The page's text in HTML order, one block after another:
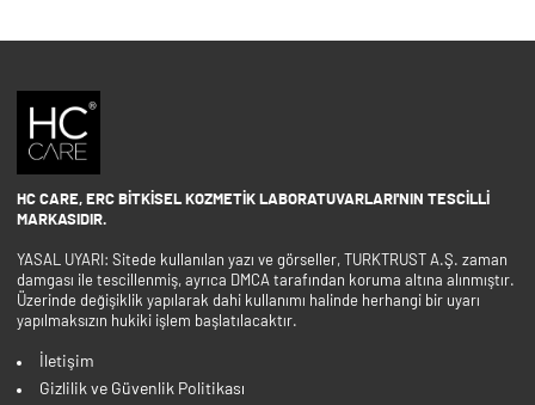
HC CARE, ERC BITKISEL KOZMETIK LABORATUVARLARI'NIN TESCILLI
MARKASIDIR.
YASAL UYARI: Sitede kullanılan yazı ve görseller, TURKTRUST A.Ş. zaman
damgası ile tescillenmiş, ayrıca DMCA tarafından koruma altına alınmıştır.
Üzerinde değişiklik yapılarak dahi kullanımı halinde herhangi bir uyarı
yapılmaksızın hukiki işlem başlatılacaktır.
İletişim
Gizlilik ve Güvenlik Politikası